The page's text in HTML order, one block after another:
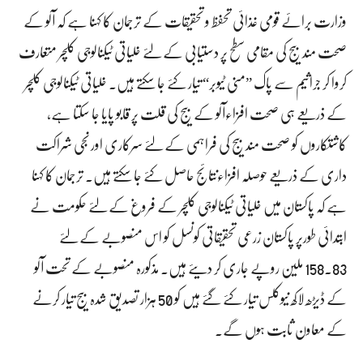
وزارت برائے قومی غذائی تحفظ و تحقیقات کے ترجمان کا کہنا ہے کہ آلو کے
صحت مند بیج کی مقامی سطح پر دستیابی کے لئے خلیاتی ٹیکنالوجی کلچر متعارف
کروا کر جراثیم سے پاک ”منی ٹیوبر“ تیار کئے جا سکتے ہیں۔ خلیاتی ٹیکنالوجی کلچر
کے ذریعے ہی صحت افزاءآلو کے بیج کی قلت پر قابو پایا جا سکتا ہے،
کاشتکاروں کو صحت مند بیج کی فراہمی کے لئے سرکاری اور نجی شراکت
داری کے ذریعے حوصلہ افزاءنتائج حاصل کئے جا سکتے ہیں۔ ترجمان کا کہنا
ہے کہ پاکستان میں خلیاتی ٹیکنالوجی کلچر کے فروغ کے لئے حکومت نے
ابتدائی طورپر پاکستان زرعی تحقیقاتی کونسل کو اس منصوبے کے لئے
158.83 ملین روپے جاری کر دیئے ہیں۔ مذکورہ منصوبے کے تحت آلو
کے ڈیڑھ لاکھ نیوکلس تیار کئے گئے ہیں کو 50 ہزار تصدیق شدہ بیج تیار کرنے
کے معاون ثابت ہوں گے۔